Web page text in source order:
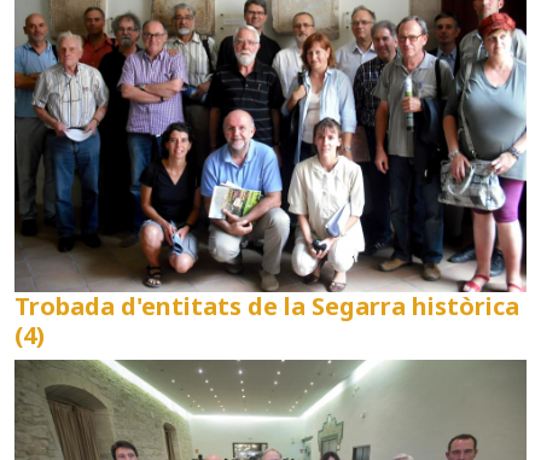
Trobada d'entitats de la Segarra històrica
(4)